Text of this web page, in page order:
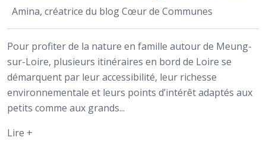
Amina, créatrice du blog Cœur de Communes
Pour profiter de la nature en famille autour de Meung-
sur-Loire, plusieurs itinéraires en bord de Loire se
démarquent par leur accessibilité, leur richesse
environnementale et leurs points d’intérêt adaptés aux
petits comme aux grands...
Lire +